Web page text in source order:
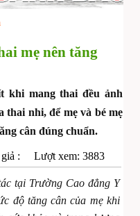
mẹ nên tăng
khi mang thai đều ảnh
thai nhi, để mẹ và bé mẹ
cân đúng chuẩn.
: Lượt xem: 3883
tại Trường Cao đẳng Y
độ tăng cân của mẹ khi